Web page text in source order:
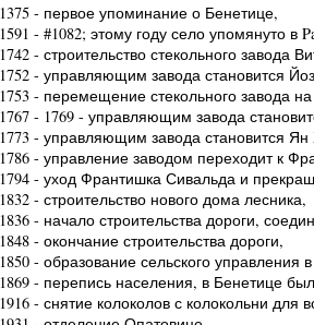
1375 - первое упоминание о Бенетице,
1591 - #1082; этому году село упомянуто в
1742 - строительство стекольного завода
1752 - управляющим завода становится
1753 - перемещение стекольного завода
1767 - 1769 - управляющим завода
1773 - управляющим завода становится
1786 - управление заводом переходит к
1794 - уход Франтишка Сивальда и
1832 - строительство нового дома лесника,
1836 - начало строительства дороги,
1848 - окончание строительства дороги,
1850 - образование сельского
1869 - перепись населения, в Бенетице
1916 - снятие колоколов с колокольни для